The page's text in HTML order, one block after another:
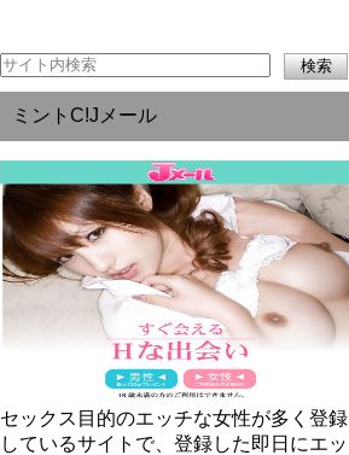
ミントC!Jメール
セックス目的のエッチな女性が多く登録
しているサイトで、登録した即日にエッ